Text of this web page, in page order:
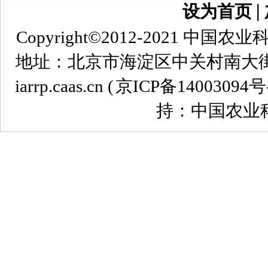
设为首页
Copyright©2012-2021 中国农业
地址：北京市海淀区中关村南大
iarrp.caas.cn (京ICP备14003094
持：中国农